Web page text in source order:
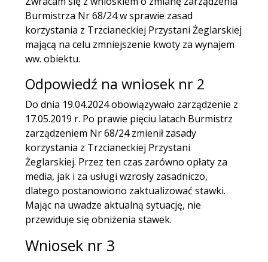
Burmistrza Nr 68/24 w sprawie zasad
korzystania z Trzcianeckiej Przystani Żeglarskiej
mającą na celu zmniejszenie kwoty za wynajem
ww. obiektu.
Odpowiedź na wniosek nr 2
Do dnia 19.04.2024 obowiązywało zarządzenie z
17.05.2019 r. Po prawie pięciu latach Burmistrz
zarządzeniem Nr 68/24 zmienił zasady
korzystania z Trzcianeckiej Przystani
Żeglarskiej. Przez ten czas zarówno opłaty za
media, jak i za usługi wzrosły zasadniczo,
dlatego postanowiono zaktualizować stawki.
Mając na uwadze aktualną sytuację, nie
przewiduje się obniżenia stawek.
Wniosek nr 3